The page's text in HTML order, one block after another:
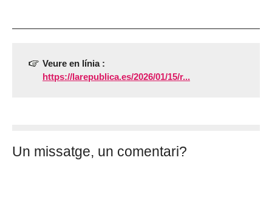
Veure en línia :
https://larepublica.es/2026/01/15/r...
Un missatge, un comentari?